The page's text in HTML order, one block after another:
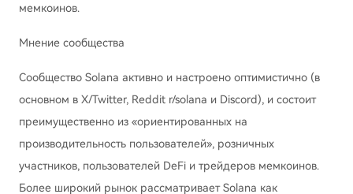
мемкоинов.
Мнение сообщества
Сообщество Solana активно и настроено оптимистично (в
основном в X/Twitter, Reddit r/solana и Discord), и состоит
преимущественно из «ориентированных на
производительность пользователей», розничных
участников, пользователей DeFi и трейдеров мемкоинов.
Более широкий рынок рассматривает Solana как